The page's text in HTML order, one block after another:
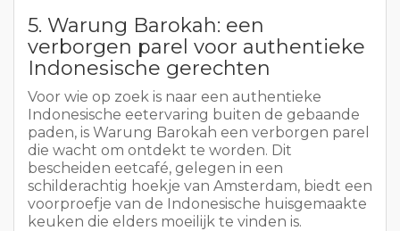
5. Warung Barokah: een
verborgen parel voor authentieke
Indonesische gerechten
Voor wie op zoek is naar een authentieke
Indonesische eetervaring buiten de gebaande
paden, is Warung Barokah een verborgen parel
die wacht om ontdekt te worden. Dit
bescheiden eetcafé, gelegen in een
schilderachtig hoekje van Amsterdam, biedt een
voorproefje van de Indonesische huisgemaakte
keuken die elders moeilijk te vinden is.